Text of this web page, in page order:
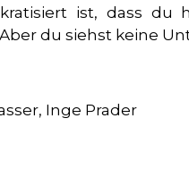
ist, dass du
du siehst keine
Inge Prader